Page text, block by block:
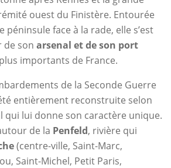
ouest du Finistère. Entourée
péninsule face à la rade, elle s’est
de son arsenal et de son port
importants de France.
de la Seconde Guerre
entièrement reconstruite selon
qui lui donne son caractère unique.
de la Penfeld, rivière qui
(centre-ville, Saint-Marc,
Saint-Michel, Petit Paris,